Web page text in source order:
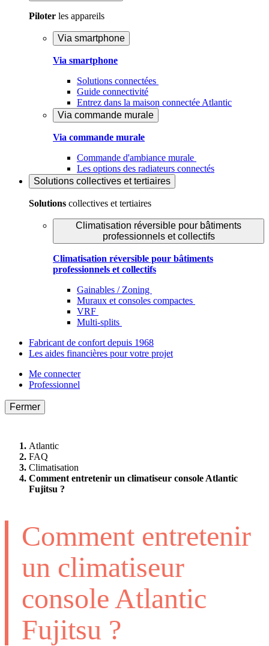
Piloter les appareils
Via smartphone
Via smartphone
Solutions connectées
Guide connectivité
Entrez dans la maison connectée Atlantic
Via commande murale
Via commande murale
Commande d'ambiance murale
Les options des radiateurs connectés
Solutions collectives et tertiaires
Solutions collectives et tertiaires
Climatisation réversible pour bâtiments
professionnels et collectifs
Climatisation réversible pour bâtiments
professionnels et collectifs
Gainables / Zoning
Muraux et consoles compactes
VRF
Multi-splits
Fabricant de confort depuis 1968
Les aides financières pour votre projet
Me connecter
Professionnel
Fermer
Atlantic
FAQ
Climatisation
Comment entretenir un climatiseur console Atlantic
Fujitsu ?
Comment entretenir
un climatiseur
console Atlantic
Fujitsu ?